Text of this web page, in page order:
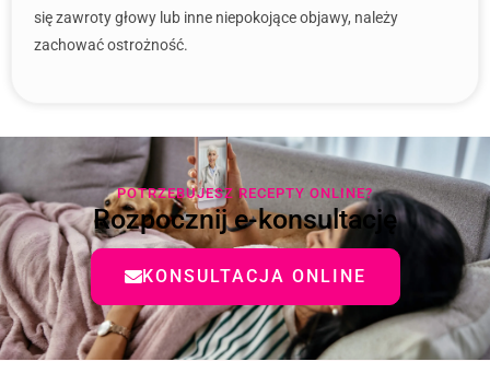
się zawroty głowy lub inne niepokojące objawy, należy
zachować ostrożność.
POTRZEBUJESZ RECEPTY ONLINE?
Rozpocznij e-konsultację
KONSULTACJA ONLINE